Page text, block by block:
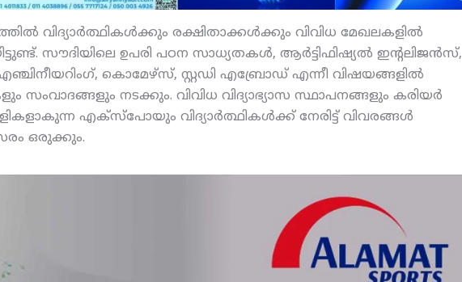
വിദ്യാര്‍ത്ഥികള്‍ക്കും രക്ഷിതാക്കള്‍ക്കും വിവിധ മേഖലകളില്‍
സൗദിയിലെ ഉപരി പഠന സാധ്യതകള്‍, ആര്‍ട്ടിഫിഷ്യല്‍ ഇന്റലിജന്‍സ്,
കൊമേഴ്‌സ്, സ്റ്റഡി എബ്രോഡ് എന്നീ വിഷയങ്ങളില്‍
സംവാദങ്ങളും നടക്കും. വിവിധ വിദ്യാഭ്യാസ സ്ഥാപനങ്ങളും കരിയര്‍
എക്‌സ്‌പോയും വിദ്യാര്‍ത്ഥികള്‍ക്ക് നേരിട്ട് വിവരങ്ങള്‍
ഒരുക്കും.